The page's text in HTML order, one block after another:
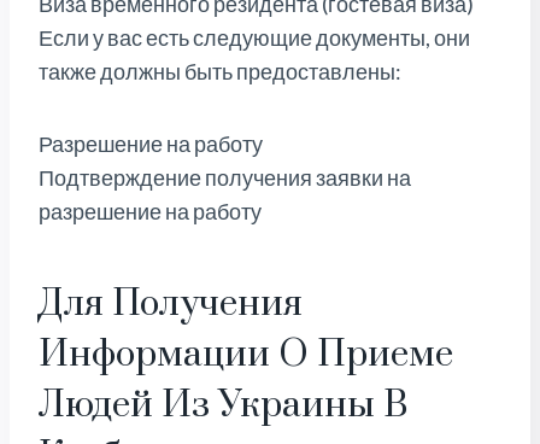
Если у вас есть следующие документы, они
также должны быть предоставлены:
Разрешение на работу
Подтверждение получения заявки на
разрешение на работу
Для Получения
Информации О Приеме
Людей Из Украины В